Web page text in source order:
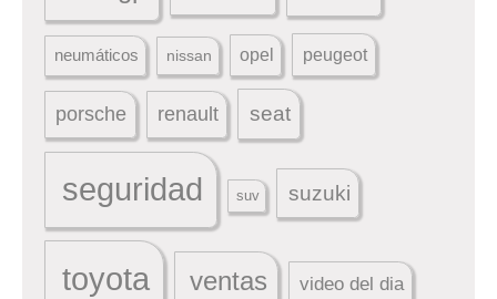
neumáticos nissan opel peugeot
porsche renault seat
seguridad suv suzuki
toyota ventas video del dia